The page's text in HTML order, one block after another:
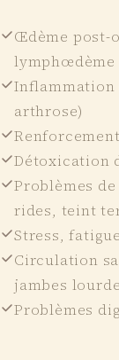
Œdème post-
lymphœdème
arthrose)
Détoxication
Problèmes
rides, teint
Stress,
Circulation
jambes
Problèmes